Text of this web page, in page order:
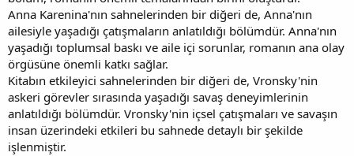
Anna Karenina'nın sahnelerinden bir diğeri de, Anna'nın
ailesiyle yaşadığı çatışmaların anlatıldığı bölümdür. Anna'nın
yaşadığı toplumsal baskı ve aile içi sorunlar, romanın ana olay
örgüsüne önemli katkı sağlar.
Kitabın etkileyici sahnelerinden bir diğeri de, Vronsky'nin
askeri görevler sırasında yaşadığı savaş deneyimlerinin
anlatıldığı bölümdür. Vronsky'nin içsel çatışmaları ve savaşın
insan üzerindeki etkileri bu sahnede detaylı bir şekilde
işlenmiştir.